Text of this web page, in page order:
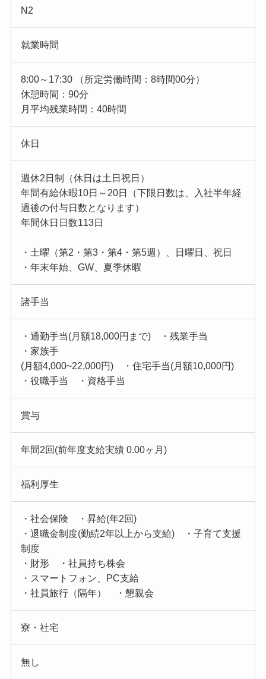
N2
就業時間
8:00～17:30 （所定労働時間：8時間00分）
休憩時間：90分
月平均残業時間：40時間
休日
週休2日制（休日は土日祝日）
年間有給休暇10日～20日（下限日数は、入社半年経
過後の付与日数となります）
年間休日日数113日
・土曜（第2・第3・第4・第5週）、日曜日、祝日
・年末年始、GW、夏季休暇
諸手当
・通勤手当(月額18,000円まで) ・残業手当
・家族手
(月額4,000~22,000円) ・住宅手当(月額10,000円)
・役職手当 ・資格手当
賞与
年間2回(前年度支給実績 0.00ヶ月)
福利厚生
・社会保険 ・昇給(年2回)
・退職金制度(勤続2年以上から支給) ・子育て支援
制度
・財形 ・社員持ち株会
・スマートフォン、PC支給
・社員旅行（隔年） ・懇親会
寮・社宅
無し